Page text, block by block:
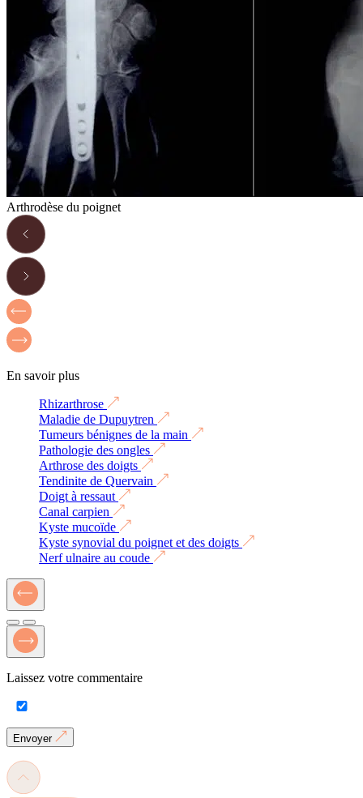
Arthrodèse du poignet
En savoir plus
Rhizarthrose
Maladie de Dupuytren
Tumeurs bénignes de la main
Pathologie des ongles
Arthrose des doigts
Tendinite de Quervain
Doigt à ressaut
Canal carpien
Kyste mucoïde
Kyste synovial du poignet et des doigts
Nerf ulnaire au coude
Laissez votre commentaire
Envoyer